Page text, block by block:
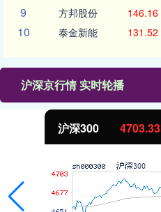
9 方邦股份 146.16
10 泰金新能 131.52
沪深京行情 实时轮播
沪深300 4703.33